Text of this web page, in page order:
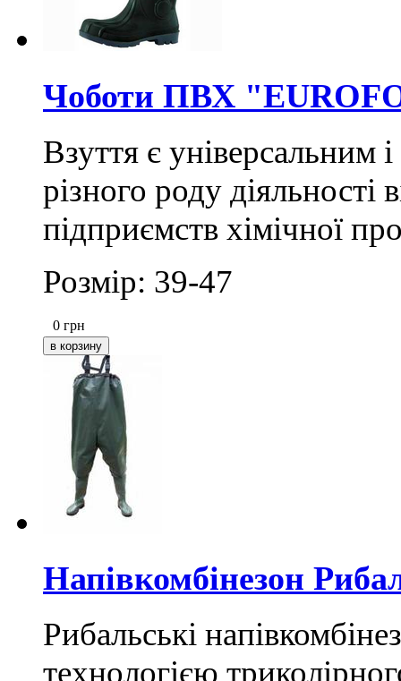
Чоботи ПВХ
Взуття є універсальним
різного роду діяльності
підприємств хімічної
Розмір: 39-47
0 грн
Напівкомбінезон
Рибальські
технологією